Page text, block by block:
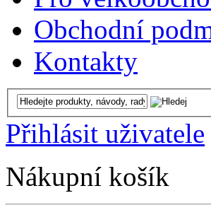
Obchodní
Kontakty
Přihlásit uživatele
Nákupní košík